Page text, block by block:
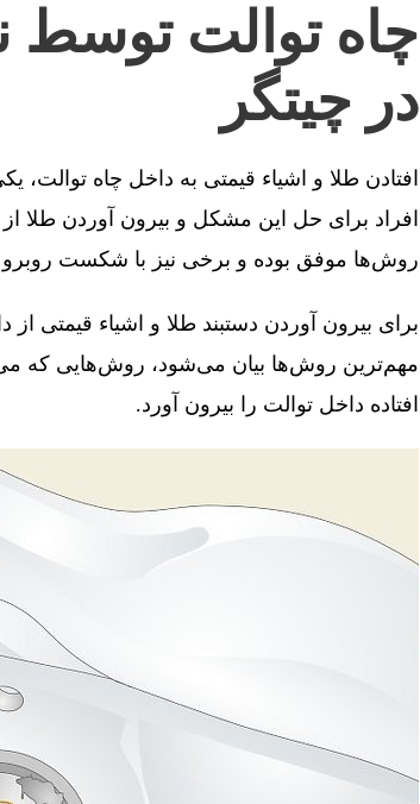
چاه توالت توسط
در چیتگر
افتادن طلا و اشیاء قیمتی به داخل چاه
افراد برای حل این مشکل و بیرون آوردن طلا
روش‌ها موفق بوده و برخی نیز با شکست
برای بیرون آوردن دستبند طلا و اشیاء قیمتی
مهم‌ترین روش‌ها بیان می‌شود، روش‌هایی که
افتاده داخل توالت را بیرون آورد.